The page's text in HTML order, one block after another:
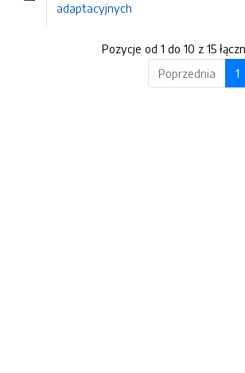
adaptacyjnych
Pozycje od 1 do 10 z 15
Poprzednia
1